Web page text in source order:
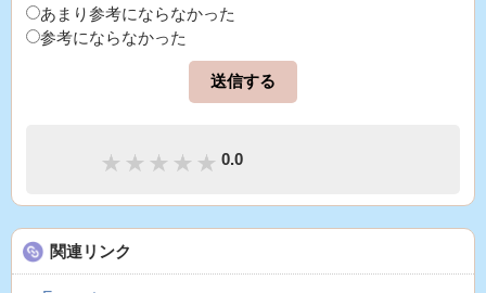
あまり参考にならなかった
参考にならなかった
0.0
関連リンク